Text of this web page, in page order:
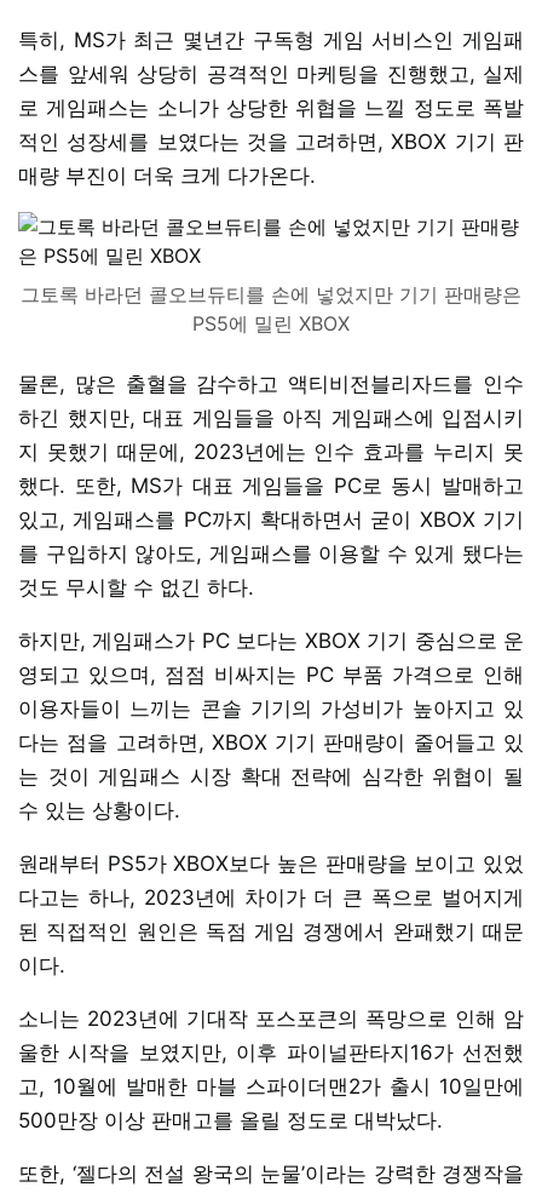
특히, MS가 최근 몇년간 구독형 게임 서비스인 게임패
스를 앞세워 상당히 공격적인 마케팅을 진행했고, 실제
로 게임패스는 소니가 상당한 위협을 느낄 정도로 폭발
적인 성장세를 보였다는 것을 고려하면, XBOX 기기 판
매량 부진이 더욱 크게 다가온다.
그토록 바라던 콜오브듀티를 손에 넣었지만 기기 판매량은
PS5에 밀린 XBOX
물론, 많은 출혈을 감수하고 액티비전블리자드를 인수
하긴 했지만, 대표 게임들을 아직 게임패스에 입점시키
지 못했기 때문에, 2023년에는 인수 효과를 누리지 못
했다. 또한, MS가 대표 게임들을 PC로 동시 발매하고
있고, 게임패스를 PC까지 확대하면서 굳이 XBOX 기기
를 구입하지 않아도, 게임패스를 이용할 수 있게 됐다는
것도 무시할 수 없긴 하다.
하지만, 게임패스가 PC 보다는 XBOX 기기 중심으로 운
영되고 있으며, 점점 비싸지는 PC 부품 가격으로 인해
이용자들이 느끼는 콘솔 기기의 가성비가 높아지고 있
다는 점을 고려하면, XBOX 기기 판매량이 줄어들고 있
는 것이 게임패스 시장 확대 전략에 심각한 위협이 될
수 있는 상황이다.
원래부터 PS5가 XBOX보다 높은 판매량을 보이고 있었
다고는 하나, 2023년에 차이가 더 큰 폭으로 벌어지게
된 직접적인 원인은 독점 게임 경쟁에서 완패했기 때문
이다.
소니는 2023년에 기대작 포스포큰의 폭망으로 인해 암
울한 시작을 보였지만, 이후 파이널판타지16가 선전했
고, 10월에 발매한 마블 스파이더맨2가 출시 10일만에
500만장 이상 판매고를 올릴 정도로 대박났다.
또한, ‘젤다의 전설 왕국의 눈물’이라는 강력한 경쟁작을